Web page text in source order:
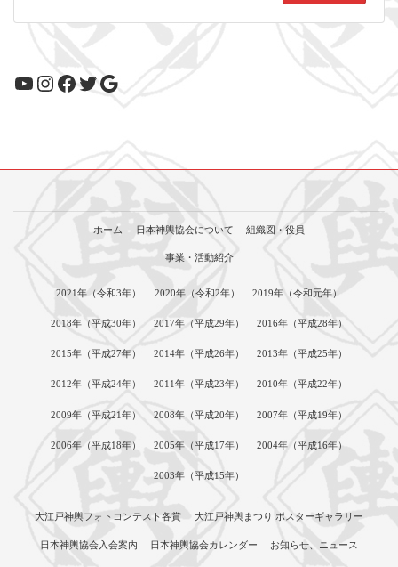
YouTube
Instagram
Facebook
Twitter
Google
ホーム 日本神輿協会について 組織図・役員
事業・活動紹介
2021年（令和3年） 2020年（令和2年） 2019年（令和元年）
2018年（平成30年） 2017年（平成29年） 2016年（平成28年）
2015年（平成27年） 2014年（平成26年） 2013年（平成25年）
2012年（平成24年） 2011年（平成23年） 2010年（平成22年）
2009年（平成21年） 2008年（平成20年） 2007年（平成19年）
2006年（平成18年） 2005年（平成17年） 2004年（平成16年）
2003年（平成15年）
大江戸神輿フォトコンテスト各賞 大江戸神輿まつり ポスターギャラリー
日本神輿協会入会案内 日本神輿協会カレンダー お知らせ、ニュース